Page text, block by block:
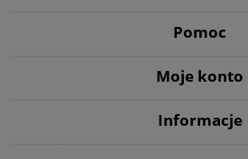
Pomoc
Moje konto
Informacje